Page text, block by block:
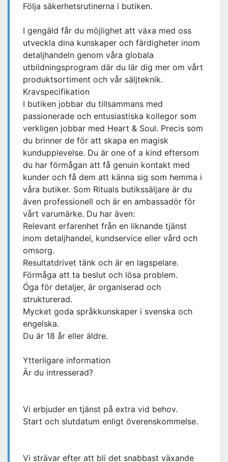
Följa säkerhetsrutinerna i butiken.
I gengäld får du möjlighet att växa med oss
utveckla dina kunskaper och färdigheter inom
detaljhandeln genom våra globala
utbildningsprogram där du lär dig mer om vårt
produktsortiment och vår säljteknik.
Kravspecifikation
I butiken jobbar du tillsammans med
passionerade och entusiastiska kollegor som
verkligen jobbar med Heart & Soul. Precis som
du brinner de för att skapa en magisk
kundupplevelse. Du är one of a kind eftersom
du har förmågan att få genuin kontakt med
kunder och få dem att känna sig som hemma i
våra butiker. Som Rituals butikssäljare är du
även professionell och är en ambassadör för
vårt varumärke. Du har även:
Relevant erfarenhet från en liknande tjänst
inom detaljhandel, kundservice eller vård och
omsorg.
Resultatdrivet tänk och är en lagspelare.
Förmåga att ta beslut och lösa problem.
Öga för detaljer, är organiserad och
strukturerad.
Mycket goda språkkunskaper i svenska och
engelska.
Du är 18 år eller äldre.
Ytterligare information
Är du intresserad?
Vi erbjuder en tjänst på extra vid behov.
Start och slutdatum enligt överenskommelse.
Vi strävar efter att bli det snabbast växande